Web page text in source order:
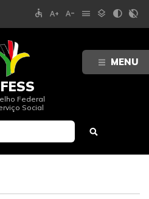
MENU
accessible text_increase text_decrease menu layers contrast contrast_rtl_off
Federal
Social